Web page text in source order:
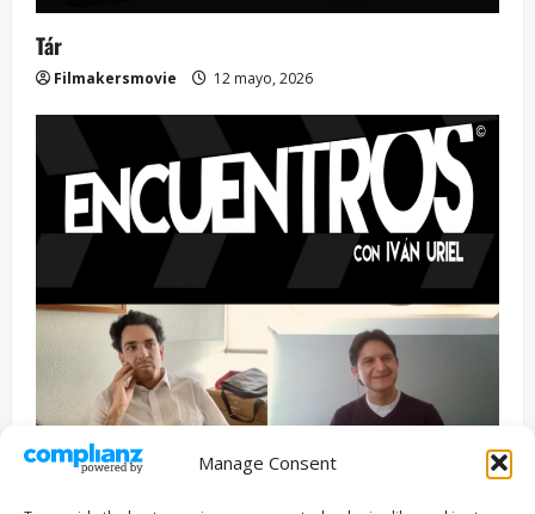
Manage Consent
Tár
Filmakersmovie 12 mayo, 2026
Entrevista Series